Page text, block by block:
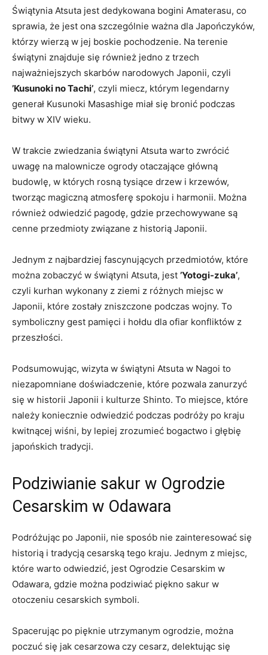
Świątynia‍ Atsuta jest dedykowana bogini Amaterasu, co
sprawia, że jest ona szczególnie ważna dla Japończyków,
którzy wierzą w jej boskie pochodzenie. Na terenie
świątyni znajduje się również jedno z trzech
najważniejszych skarbów narodowych Japonii, czyli
’Kusunoki no ⁣Tachi’, czyli miecz, którym legendarny
⁣generał Kusunoki Masashige‌ miał się bronić podczas
bitwy w XIV wieku.
W trakcie zwiedzania świątyni ⁢Atsuta warto zwrócić
uwagę na malownicze ogrody otaczające główną
budowlę, w których⁤ rosną tysiące drzew⁢ i krzewów,
⁣tworząc magiczną atmosferę spokoju i harmonii. Można
również ‌odwiedzić⁤ pagodę, gdzie przechowywane są
cenne przedmioty związane z historią Japonii.
Jednym z najbardziej fascynujących przedmiotów, które
można zobaczyć w świątyni Atsuta, jest ’Yotogi-zuka’,
czyli kurhan wykonany z ziemi⁤ z różnych miejsc w
Japonii, które zostały zniszczone podczas wojny. To
symboliczny gest pamięci i hołdu dla ofiar konfliktów z
przeszłości.
Podsumowując, ⁣wizyta w świątyni Atsuta w Nagoi to
niezapomniane doświadczenie, które pozwala zanurzyć
się w historii ⁢Japonii i kulturze ‍Shinto. To miejsce, które
należy koniecznie odwiedzić podczas podróży po kraju
kwitnącej wiśni, ​by lepiej zrozumieć⁣ bogactwo i głębię
‌japońskich tradycji.
Podziwianie sakur w Ogrodzie
Cesarskim ⁢w Odawara
Podróżując po Japonii, ‌nie sposób nie‌ zainteresować ‍się‌
historią i tradycją​ cesarską tego kraju. ‍Jednym z miejsc,
które ​warto odwiedzić, jest‍ Ogrodzie Cesarskim w
Odawara, gdzie można podziwiać​ piękno sakur w
otoczeniu cesarskich⁣ symboli.
Spacerując po pięknie utrzymanym ogrodzie, można
poczuć się jak cesarzowa czy cesarz, delektując się